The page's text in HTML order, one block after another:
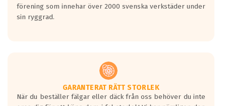
10.0x22
CARMANI 17 Fritz
förening som innehar över 2000 svenska verkstäder under
sin ryggrad.
GARANTERAT RÄTT STORLEK
När du beställer fälgar eller däck från oss behöver du inte